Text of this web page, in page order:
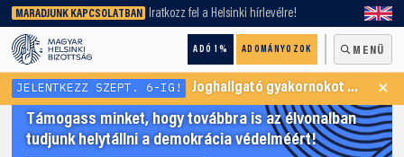
MARADJUNK KAPCSOLATBAN Iratkozz fel a Helsinki hírlevélre!
ADÓ 1% ADOMÁNYOZOK MENÜ
keresőnket!
JELENTKEZZ SZEPT. 6-IG! Joghallgató gyakornokot keresünk Menekültügyi Programunkba ×
Támogass minket, hogy továbbra is az élvonalban
tudjunk helytállni a demokrácia védelméért!